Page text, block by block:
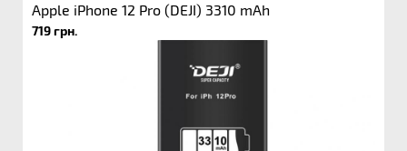
Apple iPhone 12 Pro (DEJI) 3310 mAh
719 грн.